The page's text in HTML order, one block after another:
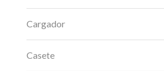
Cargador
Casete